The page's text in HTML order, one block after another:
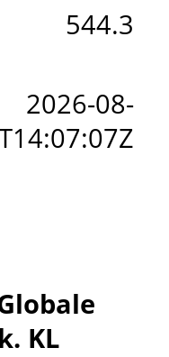
544.3
2026-08-
KL